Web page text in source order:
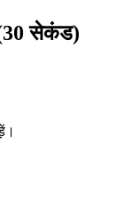
सेकंड)